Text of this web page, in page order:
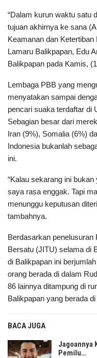
“Dalam kurun waktu satu
tujuan akhirnya ke sana
Keamanan dan
Lamaru Balikpapan, Edu
Balikpapan pada Kamis,
Lembaga PBB yang
menyatakan sampai
pencari suaka terdaftar di
Sebagian besar dari
Iran (9%), Somalia (6%)
Indonesia bukanlah
ini.
“Kalau sekarang ini
saya rasa enggak. Tapi
menunggu keputusan
tambahnya.
Berdasarkan penelusuran
Bersatu (JITU) selama di
di Balikpapan ini
orang berada di dalam
86 lainnya ditampung di
Balikpapan yang berada
BACA JUGA
Jagoannya
Pemilu…